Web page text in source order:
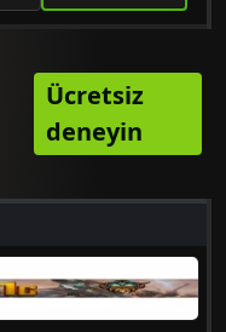
Ücretsiz
deneyin